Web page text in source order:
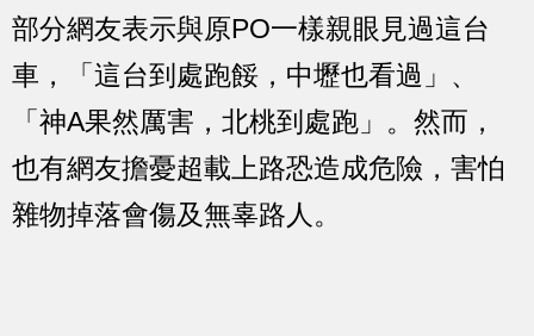
部分網友表示與原PO一樣親眼見過這台
車，「這台到處跑餒，中壢也看過」、
「神A果然厲害，北桃到處跑」。然而，
也有網友擔憂超載上路恐造成危險，害怕
雜物掉落會傷及無辜路人。